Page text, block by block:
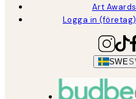
Art Awards
Logga in (företag)
SWE